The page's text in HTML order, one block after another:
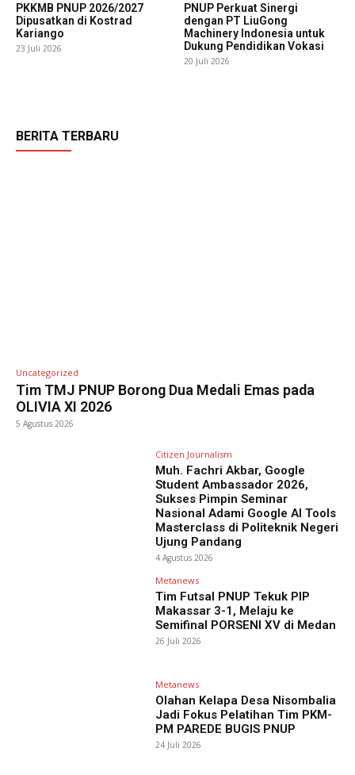
PKKMB PNUP 2026/2027
Dipusatkan di Kostrad
Kariango
23 Juli 2026
PNUP Perkuat Sinergi
dengan PT LiuGong
Machinery Indonesia untuk
Dukung Pendidikan Vokasi
20 Juli 2026
BERITA TERBARU
Uncategorized
Tim TMJ PNUP Borong Dua Medali Emas pada
OLIVIA XI 2026
5 Agustus 2026
Citizen Journalism
Muh. Fachri Akbar, Google
Student Ambassador 2026,
Sukses Pimpin Seminar
Nasional Adami Google AI Tools
Masterclass di Politeknik Negeri
Ujung Pandang
4 Agustus 2026
Metanews
Tim Futsal PNUP Tekuk PIP
Makassar 3-1, Melaju ke
Semifinal PORSENI XV di Medan
26 Juli 2026
Metanews
Olahan Kelapa Desa Nisombalia
Jadi Fokus Pelatihan Tim PKM-
PM PAREDE BUGIS PNUP
24 Juli 2026